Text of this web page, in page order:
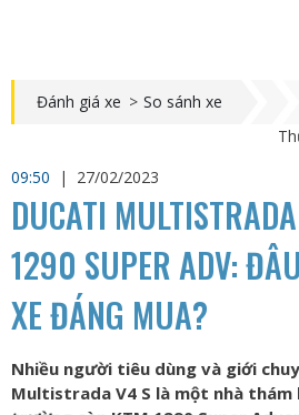
Đánh giá xe > So sánh xe
09:50
| 27/02/2023
DUCATI
1290 SUPER ADV:
XE ĐÁNG MUA?
Nhiều người tiêu dùng và giới
Multistrada V4 S là một nhà